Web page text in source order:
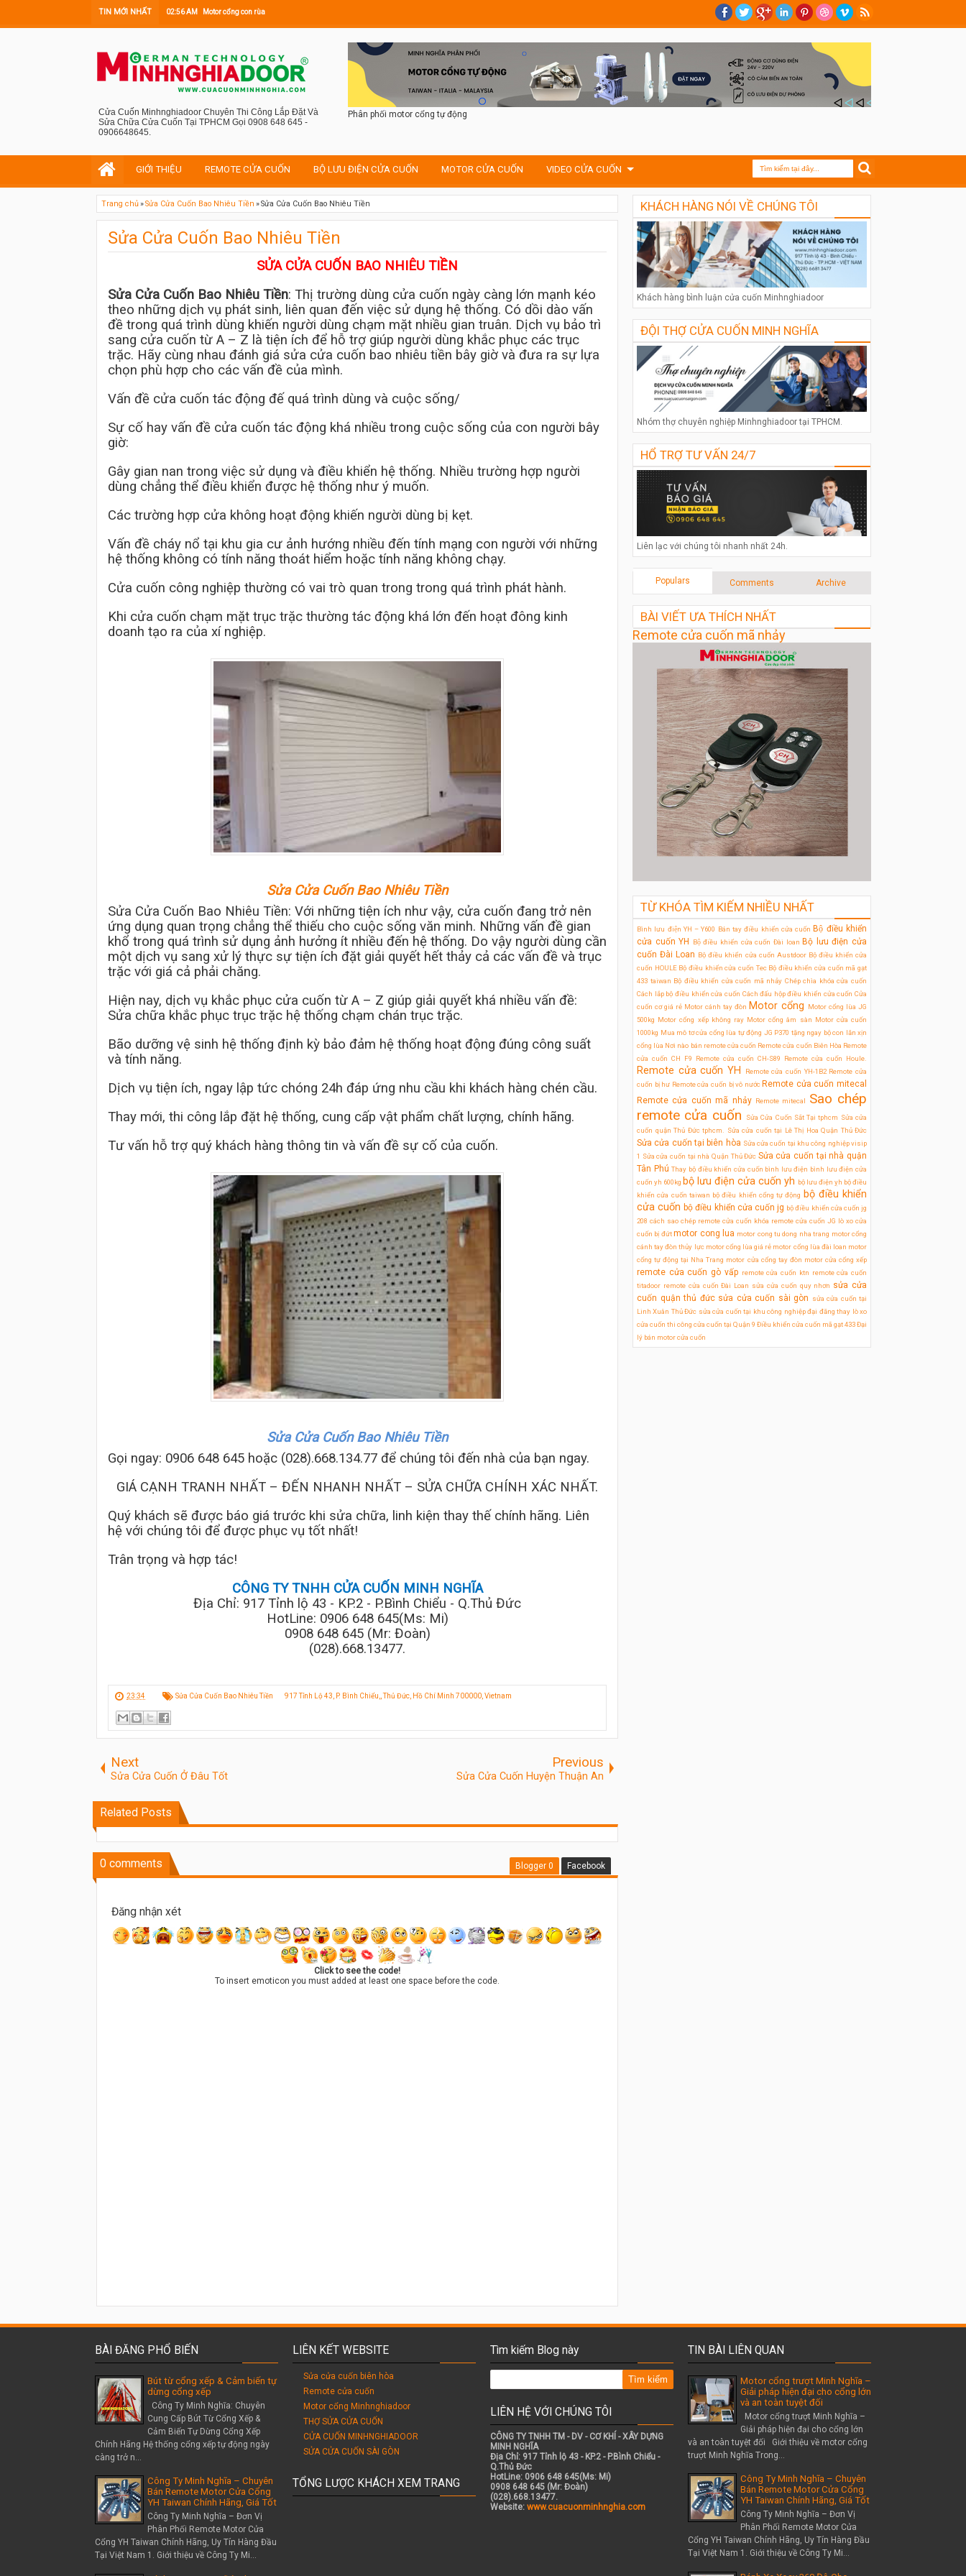
TIN MỚI NHẤT 02:56 AM Motor cổng con rùa
Cửa Cuốn Minhnghiadoor Chuyên Thi Công Lắp Đặt Và
Sửa Chữa Cửa Cuốn Tại TPHCM Gọi 0908 648 645 -
0906648645.
Phân phối motor cổng tự động
GIỚI THIỆU REMOTE CỬA CUỐN BỘ LƯU ĐIỆN CỬA CUỐN MOTOR CỬA CUỐN VIDEO CỬA CUỐN
Trang chủ»Sửa Cửa Cuốn Bao Nhiêu Tiền »Sửa Cửa Cuốn Bao Nhiêu Tiền
Sửa Cửa Cuốn Bao Nhiêu Tiền
SỬA CỬA CUỐN BAO NHIÊU TIỀN
Sửa Cửa Cuốn Bao Nhiêu Tiền: Thị trường dùng cửa cuốn ngày càng lớn mạnh kéo
theo những dịch vụ phát sinh, liên quan đến việc sử dụng hệ thống. Có dồi dào vấn
đề trong quá trình dùng khiến người dùng chạm mặt nhiều gian truân. Dịch vụ bảo trì
sang cửa cuốn từ A – Z là tiện ích để hỗ trợ giúp người dùng khắc phục các trục
trặc. Hãy cùng nhau đánh giá sửa cửa cuốn bao nhiêu tiền bây giờ và đưa ra sự lựa
chọn phù hợp cho các vấn đề của mình.
Vấn đề cửa cuốn tác động đế quá trình dùng và cuộc sống/
Sự cố hay vấn đề cửa cuốn tác động khá nhiều trong cuộc sống của con người bây
giờ:
Gây gian nan trong việc sử dụng và điều khiển hệ thống. Nhiều trường hợp người
dùng chẳng thể điều khiển được hệ thống như ý muốn.
Các trường hợp cửa không hoạt động khiến người dùng bị kẹt.
Vấn đề cháy nổ tại khu gia cư ảnh hướng nhiều đến tính mạng con người với những
hệ thống không có tính năng thoát hiểm hoặc tính năng không chạy.
Cửa cuốn công nghiệp thường có vai trò quan trong trong quá trình phát hành.
Khi cửa cuốn chạm mặt trục trặc thường tác động khá lớn đến hoạt đông kinh
doanh tạo ra của xí nghiệp.
Sửa Cửa Cuốn Bao Nhiêu Tiền
Sửa Cửa Cuốn Bao Nhiêu Tiền: Với những tiện ích như vậy, cửa cuốn đang trở nên
ứng dụng quan trọng chẳng thể thiếu cho cuộc sống văn minh. Những vấn đề gian
khổ trong quá trình sử dụng ảnh hưởng ít nhiều đến hệ thống. Do vậy người dùng cần
một dịch vụ sang xử lý thực sự tiện ích đặt giải quyết hết thảy cả các vấn đề và trục
trặc với giá cả phải chăng.
Hiện nay, dịch vụ khắc phục cửa cuốn từ A – Z giúp giải quyết khá nhiều vấn đề:
Sửa chữa khắc phục trục trặc hệ thống chạm chán trục trặc.
Bão dưỡng vệ sinh hệ thống định kỳ bảo đảm hệ thống hoạt động đúng công suất
và tính năng.
Dịch vụ tiện ích, ngay lập tức chóng 24h đáp ứng nhu cầu khi khách hàng chén cầu.
Thay mới, thi công lắp đặt hệ thống, cung cấp vật phẩm chất lượng, chính hãng.
Tư vấn hỗ trợ quý khách hàng thông tin và vấn đề sự cố của cuốn.
Sửa Cửa Cuốn Bao Nhiêu Tiền
Gọi ngay: 0906 648 645 hoặc (028).668.134.77 để chúng tôi đến nhà của bạn ngay.
GIÁ CẠNH TRANH NHẤT – ĐẾN NHANH NHẤT – SỬA CHỮA CHÍNH XÁC NHẤT.
Quý khách sẽ được báo giá trước khi sửa chữa, linh kiện thay thế chính hãng. Liên
hệ với chúng tôi để được phục vụ tốt nhất!
Trân trọng và hợp tác!
CÔNG TY TNHH CỬA CUỐN MINH NGHĨA
Địa Chỉ: 917 Tỉnh lộ 43 - KP.2 - P.Bình Chiểu - Q.Thủ Đức
HotLine: 0906 648 645(Ms: Mi)
0908 648 645 (Mr: Đoàn)
(028).668.13477.
23:34 Sửa Cửa Cuốn Bao Nhiêu Tiền 917 Tỉnh Lộ 43, P. Bình Chiểu,, Thủ Đức, Hồ Chí Minh 700000, Vietnam
Next
Sửa Cửa Cuốn Ở Đâu Tốt
Previous
Sửa Cửa Cuốn Huyện Thuận An
Related Posts
0 comments Blogger 0 Facebook
Đăng nhận xét
Click to see the code!
To insert emoticon you must added at least one space before the code.
KHÁCH HÀNG NÓI VỀ CHÚNG TÔI
Khách hàng bình luận cửa cuốn Minhnghiadoor
ĐỘI THỢ CỬA CUỐN MINH NGHĨA
Nhóm thợ chuyên nghiệp Minhnghiadoor tại TPHCM.
HỔ TRỢ TƯ VẤN 24/7
Liên lạc với chúng tôi nhanh nhất 24h.
Populars Comments Archive
BÀI VIẾT ƯA THÍCH NHẤT
Remote cửa cuốn mã nhảy
TỪ KHÓA TÌM KIẾM NHIỀU NHẤT
Bình lưu điện YH – Y600 Bán tay điều khiển cửa cuốn Bộ điều khiển
cửa cuốn YH
Bộ điều khiển cửa cuốn Đài loan Bộ lưu điện cửa
cuốn Đài Loan Bộ điều khiển cửa cuốn Austdoor Bộ điều khiển cửa
cuốn HOULE Bộ điều khiển cửa cuốn Tec Bộ điều khiển cửa cuốn mã gạt
433 taiwan Bộ điều khiển cửa cuốn mã nhảy Chép chìa khóa cửa cuốn
Cách lắp bộ điều khiển cửa cuốn Cách đấu hộp điều khiển cửa cuốn Cửa
cuốn cơ giá rẻ Motor cánh tay đòn Motor cổng
Motor cổng lùa JG
500kg Motor cổng xếp không ray Motor cổng âm sàn Motor cửa cuốn
1000kg Mua mô tơ cửa cổng lùa tự động JG P370 tặng ngay bộ con lăn xịn
cổng lùa Nơi nào bán remote cửa cuốn Remote cửa cuốn Biên Hòa Remote
cửa cuốn CH F9
Remote cửa cuốn CH-S89 Remote cửa cuốn Houle.
Remote cửa cuốn YH Remote cửa cuốn YH-1B2 Remote cửa
cuốn bị hư Remote cửa cuốn bị vô nước Remote cửa cuốn mitecal
Remote cửa cuốn mã nhảy Remote mitecal
Sao chép
remote cửa cuốn
Sửa Cửa Cuốn Sắt Tại tphcm Sửa cửa
cuốn quận Thủ Đức tphcm.
Sửa cửa cuốn tại Lê Thị Hoa Quận Thủ Đức
Sửa cửa cuốn tại biên hòa Sửa cửa cuốn tại khu công nghiệp visip
1 Sửa cửa cuốn tại nhà Quận Thủ Đức Sửa cửa cuốn tại nhà quận
Tân Phú Thay bộ điều khiển cửa cuốn bình lưu điện bình lưu điện cửa
cuốn yh 600kg bộ lưu điện cửa cuốn yh bộ lưu điện ỵh bộ điều
khiển cửa cuốn taiwan bộ điều khiển cổng tự động
bộ điều khiển
cửa cuốn bộ điều khiển cửa cuốn jg bộ điều khiển cửa cuốn jg
208 cách sao chép remote cửa cuốn khóa remote cửa cuốn JG lò xo cửa
cuốn bị đứt motor cong lua motor cong tu dong nha trang motor cổng
cánh tay đòn thủy lực motor cổng lùa giá rẻ motor cổng lùa đài loan motor
cổng tự động tại Nha Trang motor cửa cổng tay đòn motor cửa cổng xếp
remote cửa cuốn gò vấp remote cửa cuốn ktn remote cửa cuốn
titadoor remote cửa cuốn Đài Loan sửa cửa cuốn quy nhơn sửa cửa
cuốn quận thủ đức sửa cửa cuốn sài gòn
sửa cửa cuốn tại
Linh Xuân Thủ Đức sửa cửa cuốn tại khu công nghiệp đại đăng thay lò xo
cửa cuốn thi công cửa cuốn tại Quận 9 Điều khiển cửa cuốn mã gạt 433Đại
lý bán motor cửa cuốn
BÀI ĐĂNG PHỔ BIẾN
Bút từ cổng xếp & Cảm biến tự
dừng cổng xếp
Công Ty Minh Nghĩa: Chuyên
Cung Cấp Bút Từ Cổng Xếp &
Cảm Biến Tự Dừng Cổng Xếp
Chính Hãng Hệ thống cổng xếp tự động ngày
càng trở n...
Công Ty Minh Nghĩa – Chuyên
Bán Remote Motor Cửa Cổng
YH Taiwan Chính Hãng, Giá Tốt
Công Ty Minh Nghĩa – Đơn Vị
Phân Phối Remote Motor Cửa
Cổng YH Taiwan Chính Hãng, Uy Tín Hàng Đầu
Tại Việt Nam 1. Giới thiệu về Công Ty Mi...
LIÊN KẾT WEBSITE
Sửa cửa cuốn biên hòa
Remote cửa cuốn
Motor cổng Minhnghiadoor
THỢ SỬA CỬA CUỐN
CỬA CUỐN MINHNGHIADOOR
SỬA CỬA CUỐN SÀI GÒN
TỔNG LƯỢC KHÁCH XEM TRANG
Tìm kiếm Blog này
LIÊN HỆ VỚI CHÚNG TÔI
CÔNG TY TNHH TM - DV - CƠ KHÍ - XÂY DỰNG
MINH NGHĨA
Địa Chỉ: 917 Tỉnh lộ 43 - KP.2 - P.Bình Chiểu -
Q.Thủ Đức
HotLine: 0906 648 645(Ms: Mi)
0908 648 645 (Mr: Đoàn)
(028).668.13477.
Website: www.cuacuonminhnghia.com
TIN BÀI LIÊN QUAN
Motor cổng trượt Minh Nghĩa –
Giải pháp hiện đại cho cổng lớn
và an toàn tuyệt đối
Motor cổng trượt Minh Nghĩa –
Giải pháp hiện đại cho cổng lớn
và an toàn tuyệt đối Giới thiệu về motor cổng
trượt Minh Nghĩa Trong...
Công Ty Minh Nghĩa – Chuyên
Bán Remote Motor Cửa Cổng
YH Taiwan Chính Hãng, Giá Tốt
Công Ty Minh Nghĩa – Đơn Vị
Phân Phối Remote Motor Cửa
Cổng YH Taiwan Chính Hãng, Uy Tín Hàng Đầu
Tại Việt Nam 1. Giới thiệu về Công Ty Mi...